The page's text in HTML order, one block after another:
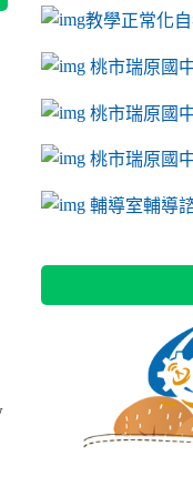
link to https://
教學正常化
link to
link to
ink to
link to
link to
ink to
ink to
link to https://
ink to link to https://
桃市瑞原國
link to https://
桃市瑞原國
link to https://
桃市瑞原國
link to https://
輔導室輔導